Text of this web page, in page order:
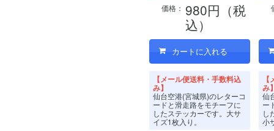
価格： 980円（税
込）
【メール便送料・手数料込
み】
仙台空港(宮城県)のレターコ
ードと滑走路をモチーフに
したステッカーです。 大サ
イズ1枚入り。
み
仙
ー
し
小